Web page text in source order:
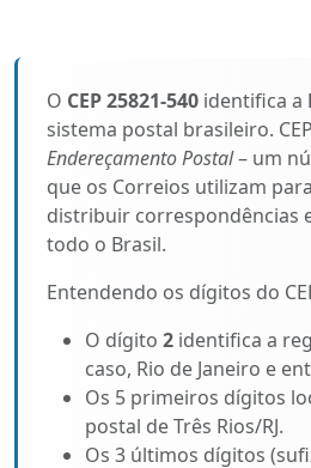
O CEP 25821-540 identifica a
sistema postal brasileiro.
Endereçamento Postal– um
que os Correios utilizam
distribuir correspondências
todo o Brasil.
Entendendo os dígitos do
O dígito 2 identifica a
caso, Rio de Janeiro e
Os 5 primeiros dígitos
postal de Três Rios/RJ.
Os 3 últimos dígitos